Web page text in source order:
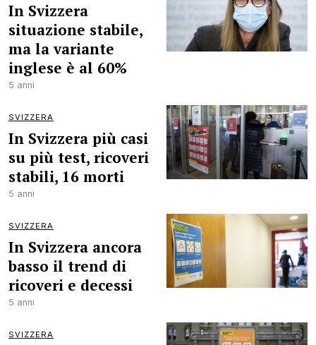
In Svizzera
situazione stabile,
ma la variante
inglese è al 60%
5 anni
SVIZZERA
In Svizzera più casi
su più test, ricoveri
stabili, 16 morti
5 anni
SVIZZERA
In Svizzera ancora
basso il trend di
ricoveri e decessi
5 anni
SVIZZERA